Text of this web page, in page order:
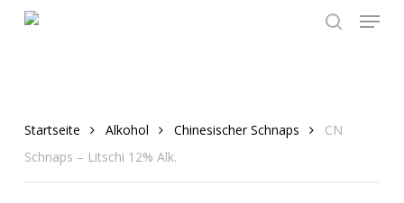
Menu
Startseite Alkohol Chinesischer Schnaps
CN
Schnaps – Litschi 12% Alk.